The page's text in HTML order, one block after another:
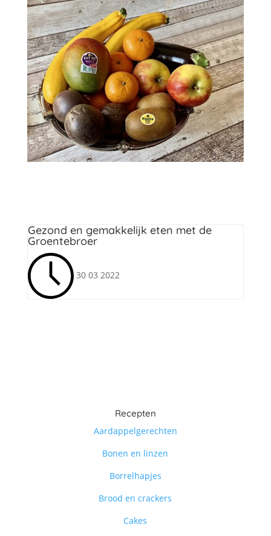
Gezond en gemakkelijk eten met de
Groentebroer
30 03 2022
Recepten
Aardappelgerechten
Bonen en linzen
Borrelhapjes
Brood en crackers
Cakes